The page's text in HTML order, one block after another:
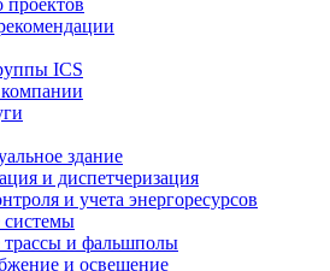
ICS
здание
и диспетчеризация
и учета энергоресурсов
системы
трассы и фальшполы
и освещение